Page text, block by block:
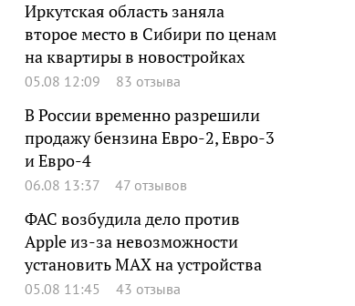
Иркутская область заняла
второе место в Сибири по ценам
на квартиры в новостройках
05.08 12:09 83 отзыва
В России временно разрешили
продажу бензина Евро-2, Евро-3
и Евро-4
06.08 13:37 47 отзывов
ФАС возбудила дело против
Apple из-за невозможности
установить MAX на устройства
05.08 11:45 43 отзыва